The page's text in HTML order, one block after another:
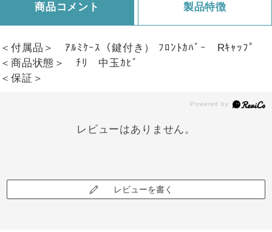
商品コメント 製品特徴
＜付属品＞ ｱﾙﾐｹｰｽ（鍵付き） ﾌﾛﾝﾄｶﾊﾞｰ Rｷｬｯﾌﾟ
＜商品状態＞ ﾁﾘ 中玉ｶﾋﾞ
＜保証＞
レビューはありません。
レビューを書く